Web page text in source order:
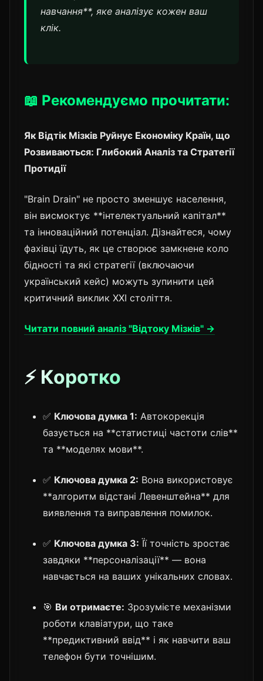
навчання**, яке аналізує кожен ваш
клік.
📖 Рекомендуємо прочитати:
Як Відтік Мізків Руйнує Економіку Країн, що
Розвиваються: Глибокий Аналіз та Стратегії
Протидії
"Brain Drain" не просто зменшує населення,
він висмоктує **інтелектуальний капітал**
та інноваційний потенціал. Дізнайтеся, чому
фахівці їдуть, як це створює замкнене коло
бідності та які стратегії (включаючи
український кейс) можуть зупинити цей
критичний виклик XXI століття.
Читати повний аналіз "Відтоку Мізків" →
⚡ Коротко
✅ Ключова думка 1: Автокорекція
базується на **статистиці частоти слів**
та **моделях мови**.
✅ Ключова думка 2: Вона використовує
**алгоритм відстані Левенштейна** для
виявлення та виправлення помилок.
✅ Ключова думка 3: Її точність зростає
завдяки **персоналізації** — вона
навчається на ваших унікальних словах.
🎯 Ви отримаєте: Зрозумієте механізми
роботи клавіатури, що таке
**предиктивний ввід** і як навчити ваш
телефон бути точнішим.